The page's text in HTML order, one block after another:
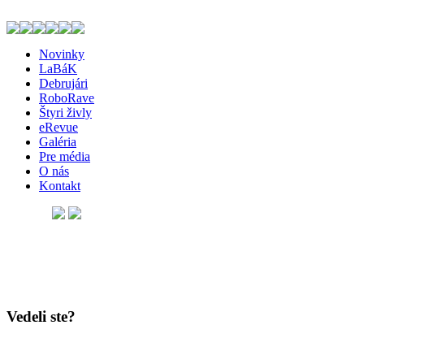
Novinky
LaBáK
Debrujári
RoboRave
Štyri živly
eRevue
Galéria
Pre média
O nás
Kontakt
Vedeli ste?